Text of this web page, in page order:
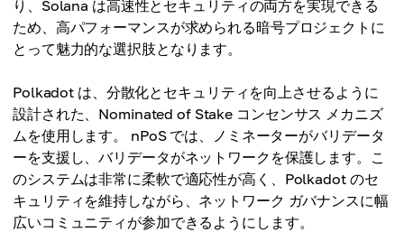
り、Solana は高速性とセキュリティの両方を実現できる
ため、高パフォーマンスが求められる暗号プロジェクトに
とって魅力的な選択肢となります。
Polkadot は、分散化とセキュリティを向上させるように
設計された、Nominated of Stake コンセンサス メカニズ
ムを使用します。 nPoS では、ノミネーターがバリデータ
ーを支援し、バリデータがネットワークを保護します。こ
のシステムは非常に柔軟で適応性が高く、Polkadot のセ
キュリティを維持しながら、ネットワーク ガバナンスに幅
広いコミュニティが参加できるようにします。